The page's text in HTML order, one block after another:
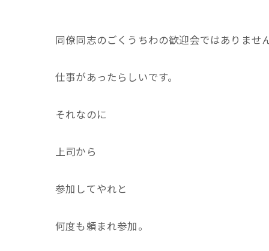
同僚同志のごくうちわの歓迎会ではありませ
仕事があったらしいです。
それなのに
上司から
参加してやれと
何度も頼まれ参加。